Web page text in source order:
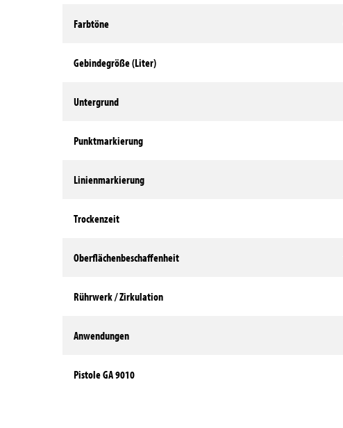
Farbtöne
Gebindegröße (Liter)
Untergrund
Punktmarkierung
Linienmarkierung
Trockenzeit
Oberflächenbeschaffenheit
Rührwerk / Zirkulation
Anwendungen
Pistole GA 9010